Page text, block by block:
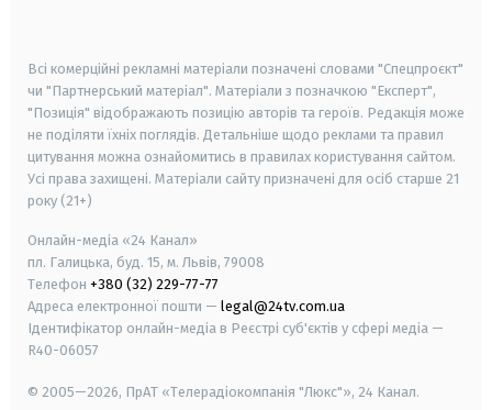
Всі комерційні рекламні матеріали позначені словами "Спецпроєкт"
чи "Партнерський матеріал". Матеріали з позначкою "Експерт",
"Позиція" відображають позицію авторів та героїв. Редакція може
не поділяти їхніх поглядів. Детальніше щодо реклами та правил
цитування можна ознайомитись в правилах користування сайтом.
Усі права захищені. Матеріали сайту призначені для осіб старше 21
року (21+)
Онлайн-медіа «24 Канал»
пл. Галицька, буд. 15, м. Львів, 79008
Телефон +380 (32) 229-77-77
Адреса електронної пошти — legal@24tv.com.ua
Ідентифікатор онлайн-медіа в Реєстрі суб'єктів у сфері медіа —
R40-06057
© 2005—2026, ПрАТ «Телерадіокомпанія "Люкс"», 24 Канал.